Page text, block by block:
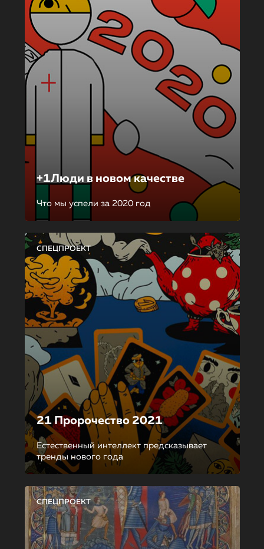
+1Люди в новом качестве
Что мы успели за 2020 год
СПЕЦПРОЕКТ
21 Пророчество 2021
Естественный интеллект предсказывает
тренды нового года
СПЕЦПРОЕКТ